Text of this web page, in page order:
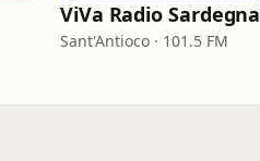
ViVa Radio Sardegna
Sant'Antioco · 101.5 FM